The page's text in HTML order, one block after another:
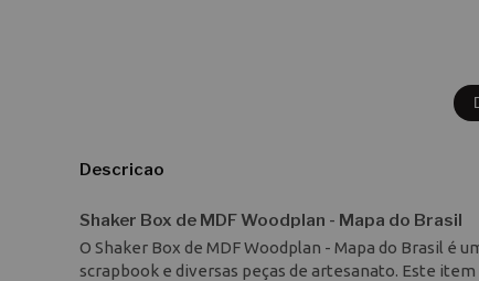
Descricao
Shaker Box de MDF Woodplan - Mapa do Brasil
O Shaker Box de MDF Woodplan - Mapa do Brasil é
scrapbook e diversas peças de artesanato. Este